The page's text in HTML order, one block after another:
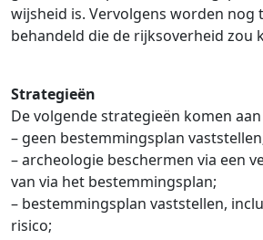
wijsheid is. Vervolgens worden nog
behandeld die de rijksoverheid zou
Strategieën
De volgende strategieën komen
– geen bestemmingsplan
– archeologie beschermen via een
van via het bestemmingsplan;
– bestemmingsplan vaststellen,
risico;